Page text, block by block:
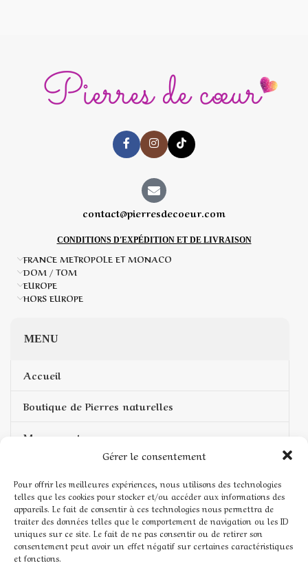
Gérer le consentement
Pour offrir les meilleures expériences, nous utilisons des technologies
telles que les cookies pour stocker et/ou accéder aux informations des
appareils. Le fait de consentir à ces technologies nous permettra de
traiter des données telles que le comportement de navigation ou les ID
uniques sur ce site. Le fait de ne pas consentir ou de retirer son
consentement peut avoir un effet négatif sur certaines caractéristiques
et fonctions.
contact@pierresdecoeur.com
CONDITIONS D'EXPÉDITION ET DE LIVRAISON
FRANCE METROPOLE ET MONACO
DOM / TOM
EUROPE
HORS EUROPE
MENU
Accueil
Boutique de Pierres naturelles
Mon compte
Conditions générales de vente
Politique de cookies (UE)